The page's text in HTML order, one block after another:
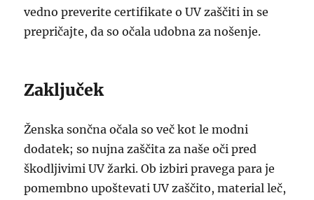
vedno preverite certifikate o UV zaščiti in se
prepričajte, da so očala udobna za nošenje.
Zaključek
Ženska sončna očala so več kot le modni
dodatek; so nujna zaščita za naše oči pred
škodljivimi UV žarki. Ob izbiri pravega para je
pomembno upoštevati UV zaščito, material leč,